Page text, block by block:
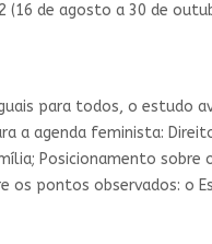
(16 de agosto a 30 de
para todos, o estudo
a agenda feminista:
Posicionamento
os pontos observados: o